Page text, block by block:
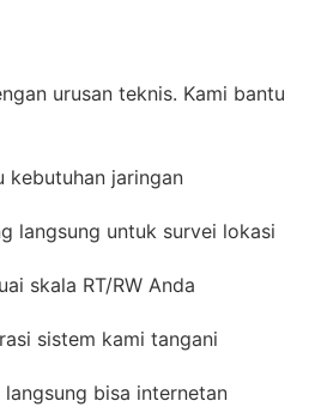
urusan teknis. Kami bantu
kebutuhan jaringan
langsung untuk survei lokasi
skala RT/RW Anda
sistem kami tangani
bisa internetan